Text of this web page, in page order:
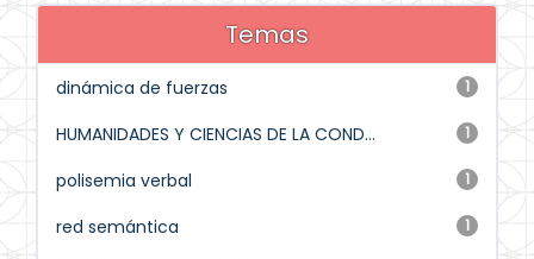
Temas
1
dinámica de fuerzas
1
HUMANIDADES Y CIENCIAS DE LA COND...
1
polisemia verbal
1
red semántica